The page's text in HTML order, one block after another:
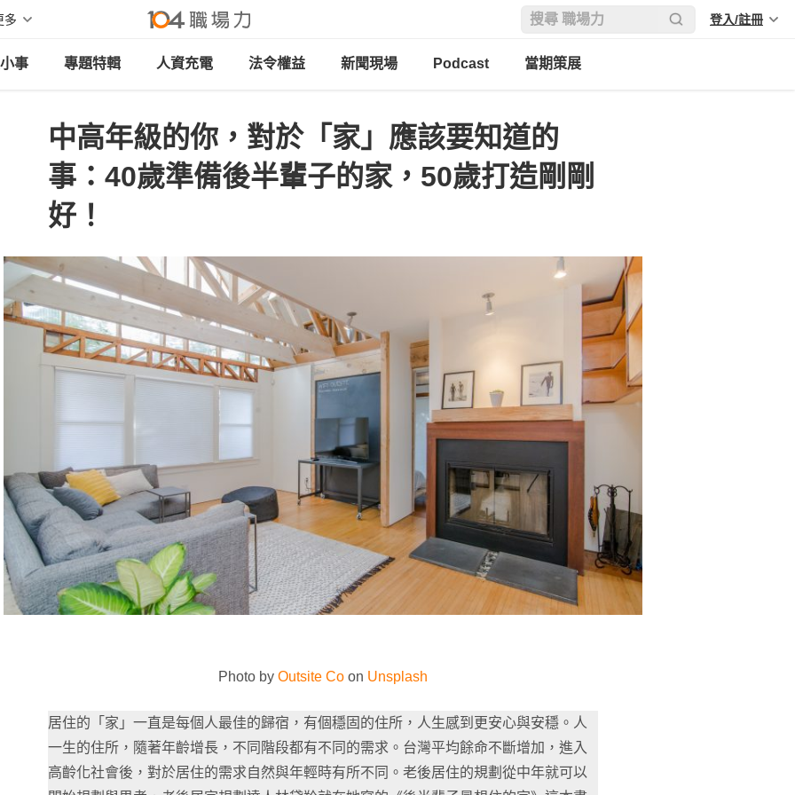
多 登入/註冊
事 專題特輯 人資充電 法令權益 新聞現場 Podcast 當期策展
中高年級的你，對於「家」應該要知道的
事：40歲準備後半輩子的家，50歲打造剛剛
好！
Photo by Outsite Co on Unsplash
居住的「家」一直是每個人最佳的歸宿，有個穩固的住所，人生感到更安心與安穩。人
一生的住所，隨著年齡增長，不同階段都有不同的需求。台灣平均餘命不斷增加，進入
高齡化社會後，對於居住的需求自然與年輕時有所不同。老後居住的規劃從中年就可以